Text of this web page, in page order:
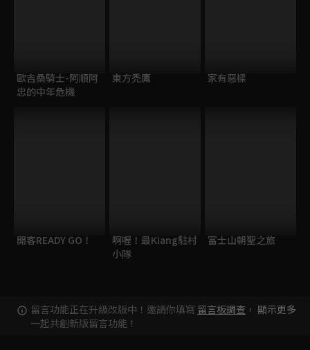
歐吉桑騎士-阿順阿
忠的中年危機
東方禿鷹 家有惡樑
開客READY GO！
啊喔！最Kiang駐村
小隊
富士山朝聖之旅
留言功能正在升級改版中！邀請你填寫 留言板調查 ，
一起共創新版留言功能！
顯示更多